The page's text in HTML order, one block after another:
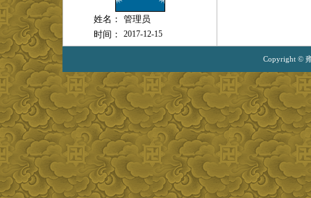
姓名： 管理员
时间：
2017-12-15
Copyright ©